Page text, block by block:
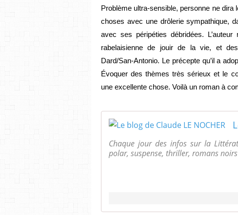
Problème ultra-sensible, personne ne
choses avec une drôlerie sympathique,
avec ses péripéties débridées.
rabelaisienne de jouir de la vie, et
Dard/San-Antonio. Le précepte qu’il a
Évoquer des thèmes très sérieux et le
une excellente chose. Voilà un roman à
Chaque jour des infos sur la
polar, suspense, thriller, romans